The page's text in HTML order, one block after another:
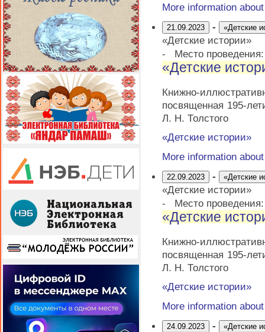
More information
21.09.2023 - «Детские
«Детские истории»
-
Место
«Детские
Книжно-
посвященная 195-
Л. Н. Толстого
«Детские истории»
More information
22.09.2023 - «Детские
«Детские истории»
-
Место
«Детские
Книжно-
посвященная 195-
Л. Н. Толстого
«Детские истории»
More information
24.09.2023 - «Детские